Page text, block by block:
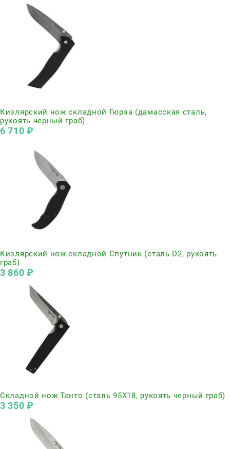
Кизлярский нож складной Гюрза (дамасская сталь,
рукоять черный граб)
6 710 ₽
Кизлярский нож складной Спутник (сталь D2, рукоять
граб)
3 860 ₽
Складной нож Танто (сталь 95Х18, рукоять черный граб)
3 350 ₽